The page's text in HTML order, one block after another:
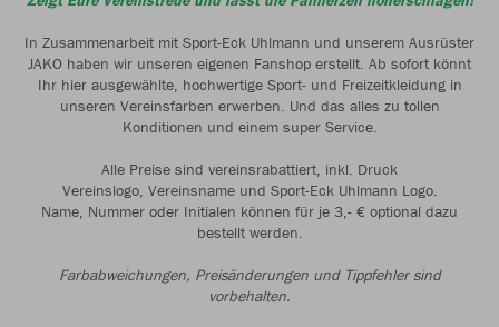
In Zusammenarbeit mit Sport-Eck Uhlmann und unserem Ausrüster
JAKO haben wir unseren eigenen Fanshop erstellt. Ab sofort könnt
Ihr hier ausgewählte, hochwertige Sport- und Freizeitkleidung in
unseren Vereinsfarben erwerben. Und das alles zu tollen
Konditionen und einem super Service.
Alle Preise sind vereinsrabattiert, inkl. Druck
Vereinslogo, Vereinsname und Sport-Eck Uhlmann Logo.
Name, Nummer oder Initialen können für je 3,- € optional dazu
bestellt werden.
Farbabweichungen, Preisänderungen und Tippfehler sind
vorbehalten.